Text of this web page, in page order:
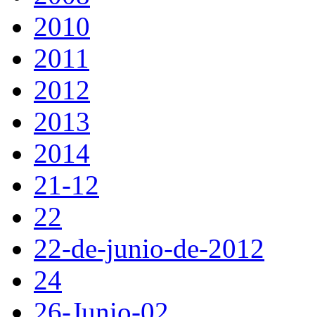
2010
2011
2012
2013
2014
21-12
22
22-de-junio-de-2012
24